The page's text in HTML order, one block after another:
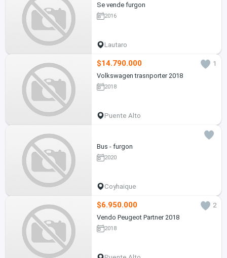
Se vende furgon
2016
Lautaro
$14.790.000
1
Volkswagen trasnporter 2018
2018
Puente Alto
Bus - furgon
2020
Coyhaique
$6.950.000
2
Vendo Peugeot Partner 2018
2018